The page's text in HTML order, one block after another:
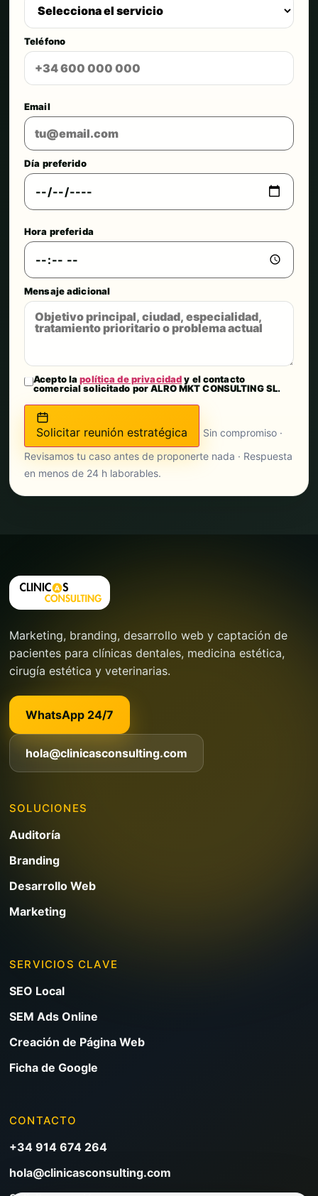
Teléfono
Email
Día preferido
Hora preferida
Mensaje adicional
Acepto lapolítica de privacidady el contacto
comercial solicitado por ALRO MKT CONSULTING SL.
Solicitar reunión estratégica
Sin compromiso ·
Revisamos tu caso antes de proponerte nada · Respuesta
en menos de 24 h laborables.
Marketing, branding, desarrollo web y captación de
pacientes para clínicas dentales, medicina estética,
cirugía estética y veterinarias.
WhatsApp 24/7
hola@clinicasconsulting.com
SOLUCIONES
Auditoría
Branding
Desarrollo Web
Marketing
SERVICIOS CLAVE
SEO Local
SEM Ads Online
Creación de Página Web
Ficha de Google
CONTACTO
+34 914 674 264
hola@clinicasconsulting.com